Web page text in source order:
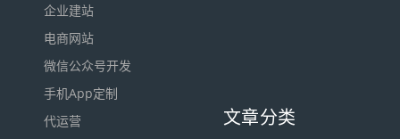
企业建站
电商网站
微信公众号开发
手机App定制
代运营
文章分类